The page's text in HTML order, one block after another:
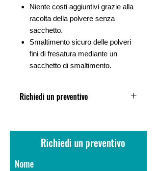
Niente costi aggiuntivi grazie alla
racolta della polvere senza
sacchetto.
Smaltimento sicuro delle polveri
fini di fresatura mediante un
sacchetto di smaltimento.
Richiedi un preventivo
Richiedi un preventivo
Nome